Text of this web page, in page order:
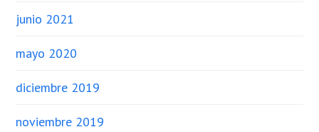
junio 2021
mayo 2020
diciembre 2019
noviembre 2019